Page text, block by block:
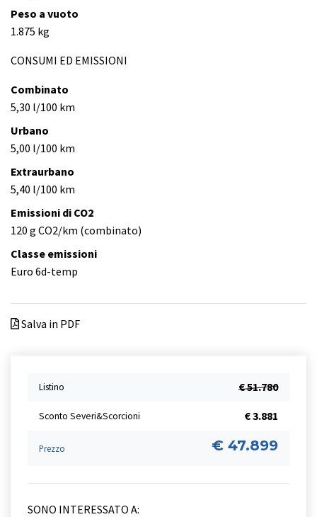
Peso a vuoto
1.875 kg
CONSUMI ED EMISSIONI
Combinato
5,30 l/100 km
Urbano
5,00 l/100 km
Extraurbano
5,40 l/100 km
Emissioni di CO2
120 g CO2/km (combinato)
Classe emissioni
Euro 6d-temp
Salva in PDF
Listino € 51.780
Sconto Severi&Scorcioni € 3.881
Prezzo € 47.899
SONO INTERESSATO A: